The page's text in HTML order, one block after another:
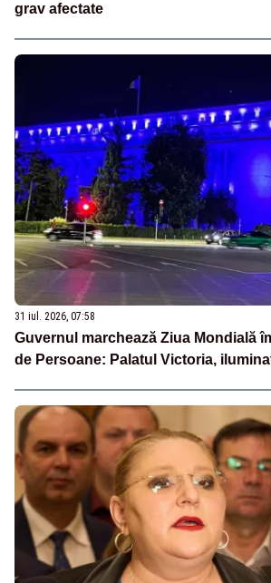
grav afectate
31 iul. 2026, 07:58
Guvernul marchează Ziua Mondială
de Persoane: Palatul Victoria,